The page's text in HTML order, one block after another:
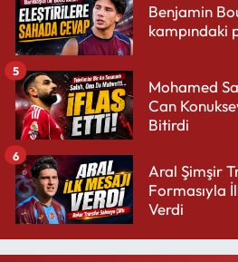
Benjamin
kampındaki
Mohamed
Can
Bitirdi
5
Aral Şimşir
Formasıyla
Verdi
6